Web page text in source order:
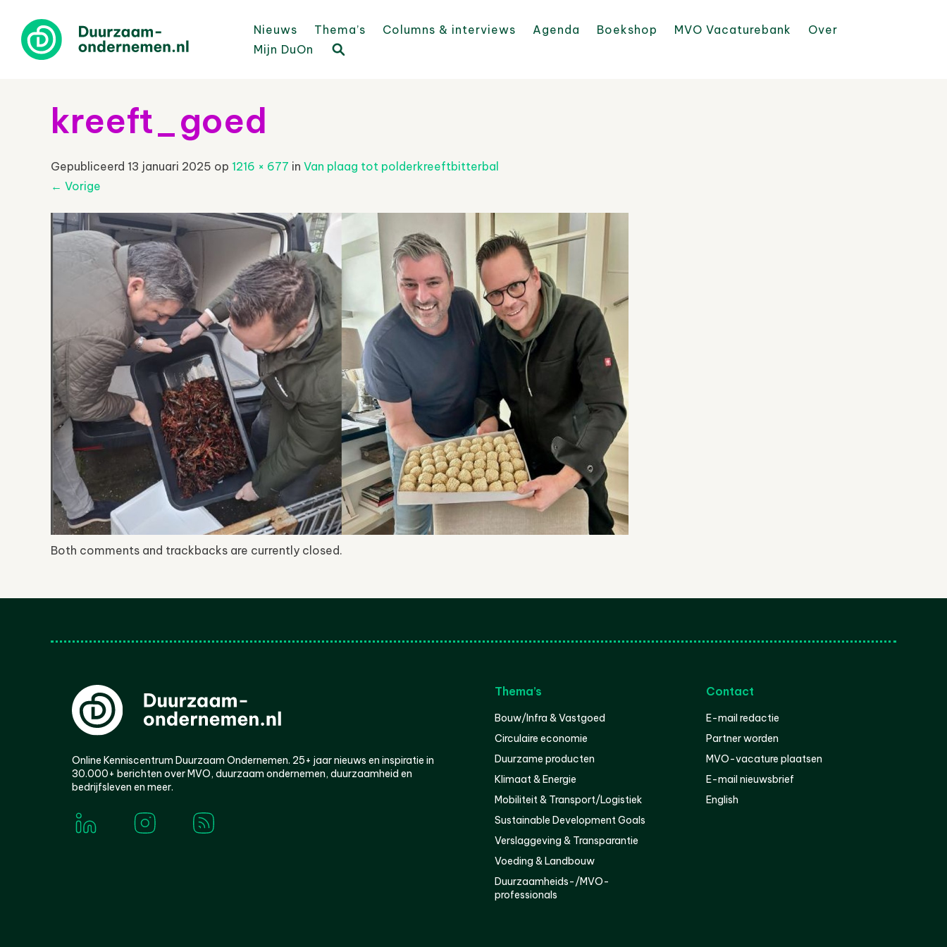
Nieuws Thema’s Columns & interviews Agenda Boekshop MVO Vacaturebank
Over
Mijn DuOn
kreeft_goed
Gepubliceerd 13 januari 2025 op 1216 × 677 in Van plaag tot polderkreeftbitterbal
← Vorige
Both comments and trackbacks are currently closed.
Online Kenniscentrum Duurzaam Ondernemen. 25+ jaar nieuws en inspiratie in
30.000+ berichten over MVO, duurzaam ondernemen, duurzaamheid en
bedrijfsleven en meer.
Thema’s
Bouw/Infra & Vastgoed
Circulaire economie
Duurzame producten
Klimaat & Energie
Mobiliteit & Transport/Logistiek
Sustainable Development Goals
Verslaggeving & Transparantie
Voeding & Landbouw
Duurzaamheids-/MVO-
professionals
Contact
E-mail redactie
Partner worden
MVO-vacature plaatsen
E-mail nieuwsbrief
English